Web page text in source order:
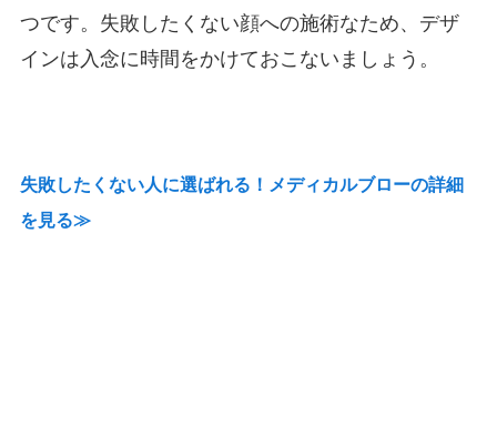
つです。失敗したくない顔への施術なため、デザ
インは入念に時間をかけておこないましょう。
失敗したくない人に選ばれる！メディカルブローの詳細
を見る≫